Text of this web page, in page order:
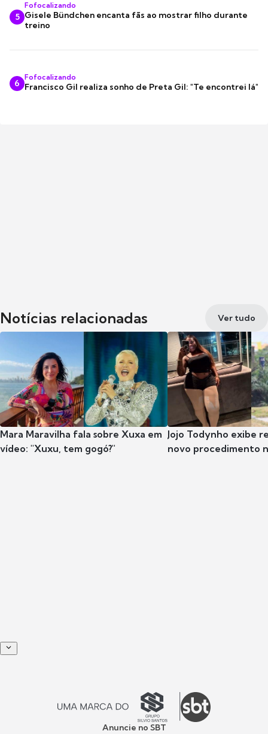
5
Fofocalizando
Gisele Bündchen encanta fãs ao mostrar filho durante
treino
6
Fofocalizando
Francisco Gil realiza sonho de Preta Gil: "Te encontrei lá"
Notícias relacionadas Ver tudo
Mara Maravilha fala sobre Xuxa em
vídeo: "Xuxu, tem gogó?"
Jojo Todynho exibe
novo procedimento
Anuncie no SBT